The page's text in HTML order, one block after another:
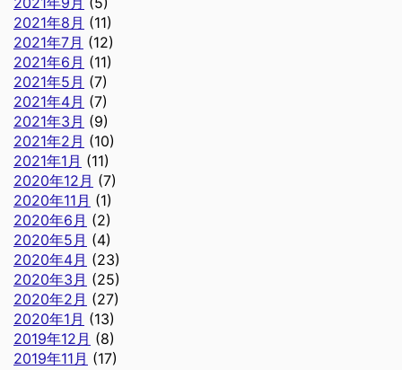
2021年8月 (11)
2021年7月 (12)
2021年6月 (11)
2021年5月 (7)
2021年4月 (7)
2021年3月 (9)
2021年2月 (10)
2021年1月 (11)
2020年12月 (7)
2020年11月 (1)
2020年6月 (2)
2020年5月 (4)
2020年4月 (23)
2020年3月 (25)
2020年2月 (27)
2020年1月 (13)
2019年12月 (8)
2019年11月 (17)